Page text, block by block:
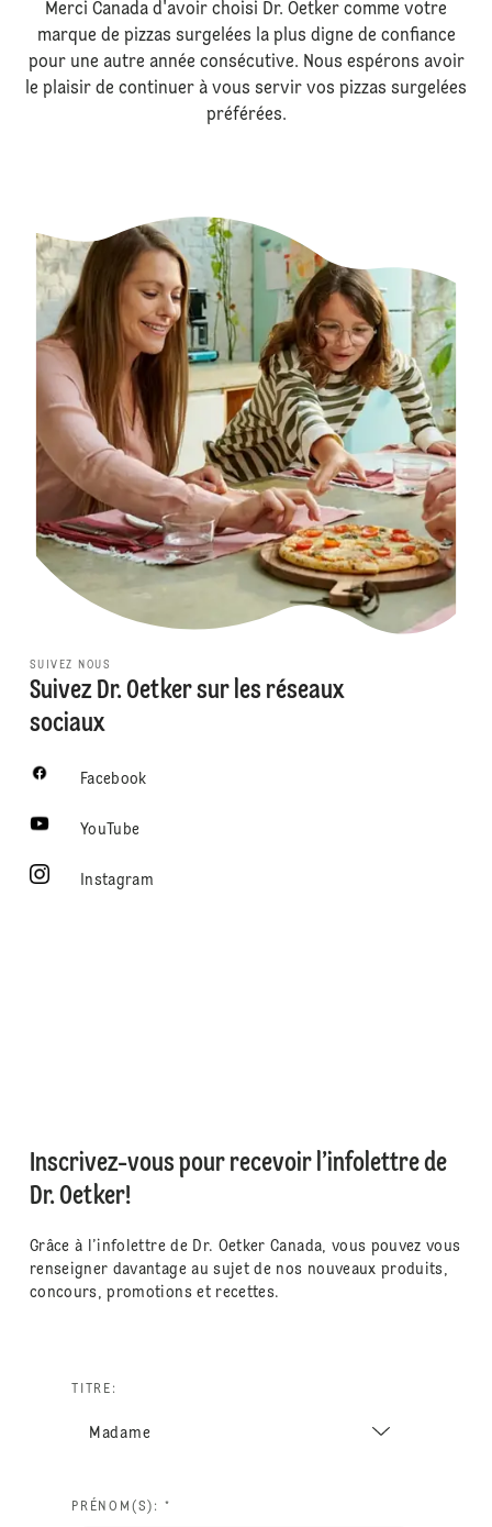
Merci Canada d'avoir choisi Dr. Oetker comme votre
marque de pizzas surgelées la plus digne de confiance
pour une autre année consécutive. Nous espérons avoir
le plaisir de continuer à vous servir vos pizzas surgelées
préférées.
SUIVEZ NOUS
Suivez Dr. Oetker sur les réseaux
sociaux
Facebook
YouTube
Instagram
Inscrivez-vous pour recevoir l’infolettre de
Dr. Oetker!
Grâce à l’infolettre de Dr. Oetker Canada, vous pouvez vous
renseigner davantage au sujet de nos nouveaux produits,
concours, promotions et recettes.
TITRE:
PRÉNOM(S): *